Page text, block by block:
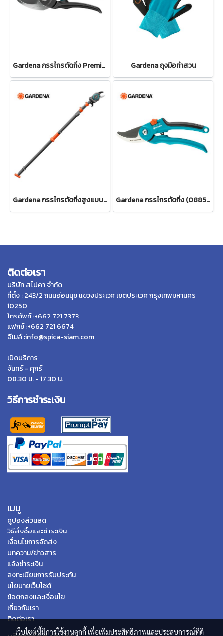
Gardena กรรไกรตัดกิ่ง PremiumCut Pro -สำหรับตัดกิ่งกว้างสูงสุด 24 มม. (12251-20) Gardena ถุงมือทำสวน
Gardena กรรไกรตัดกิ่งสูงแบบดึง ปรับความยาวได้ 400 ซม. (12081-20) Gardena กรรไกรตัดกิ่ง (08853-34)
ติดต่อเรา
บริษัท สไปคา จำกัด
ที่ตั้ง : 243/2 ถนนอ่อนนุช แขวงประเวศ เขตประเวศ กรุงเทพมหานคร
10250
โทรศัพท์ :+662 721 7373
แฟกซ์ :+662 721 6674
อีเมล์ :info@spica-siam.com
เปิดบริการ
จันทร์ - ศุกร์
08.30 น. - 17.30 น.
วิธีการชำระเงิน
เมนู
คูปองส่วนลด
วิธีสั่งซื้อและชำระเงิน
เงื่อนไขการจัดส่ง
บทความ/ข่าวสาร
แจ้งชำระเงิน
ลงทะเบียนการรับประกัน
นโยบายเว็บไซต์
ข้อตกลงและเงื่อนไข
เกี่ยวกับเรา
ติดต่อเรา
เว็บไซต์นี้มีการใช้งานคุกกี้ เพื่อเพิ่มประสิทธิภาพและประสบการณ์ที่ดี